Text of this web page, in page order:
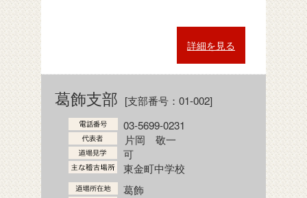
詳細を見る
葛飾支部 [支部番号：01-002]
03-5699-0231
片岡 敬一
可
東金町中学校
葛飾